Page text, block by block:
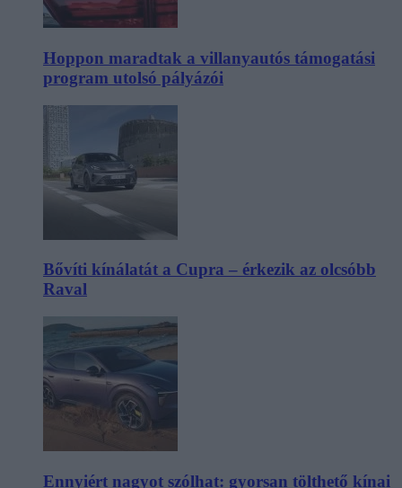
Hoppon maradtak a villanyautós támogatási
program utolsó pályázói
Bővíti kínálatát a Cupra – érkezik az olcsóbb
Raval
Ennyiért nagyot szólhat: gyorsan tölthető kínai